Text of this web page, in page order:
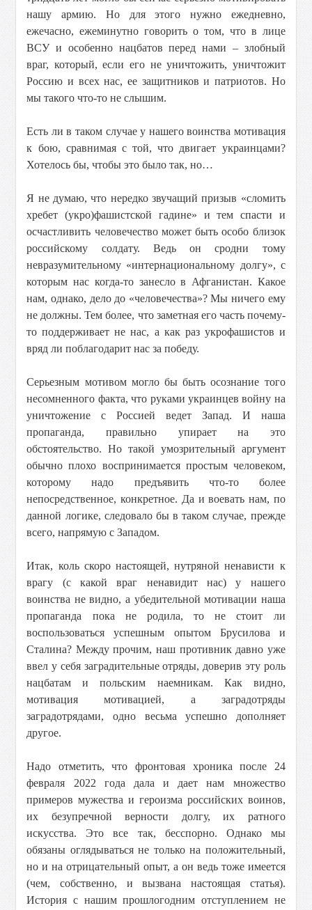
нашу армию. Но для этого нужно ежедневно,
ежечасно, ежеминутно говорить о том, что в лице
ВСУ и особенно нацбатов перед нами – злобный
враг, который, если его не уничтожить, уничтожит
Россию и всех нас, ее защитников и патриотов. Но
мы такого что-то не слышим.
Есть ли в таком случае у нашего воинства мотивация
к бою, сравнимая с той, что двигает украинцами?
Хотелось бы, чтобы это было так, но…
Я не думаю, что нередко звучащий призыв «сломить
хребет (укро)фашистской гадине» и тем спасти и
осчастливить человечество может быть особо близок
российскому солдату. Ведь он сродни тому
невразумительному «интернациональному долгу», с
которым нас когда-то занесло в Афганистан. Какое
нам, однако, дело до «человечества»? Мы ничего ему
не должны. Тем более, что заметная его часть почему-
то поддерживает не нас, а как раз укрофашистов и
вряд ли поблагодарит нас за победу.
Серьезным мотивом могло бы быть осознание того
несомненного факта, что руками украинцев войну на
уничтожение с Россией ведет Запад. И наша
пропаганда, правильно упирает на это
обстоятельство. Но такой умозрительный аргумент
обычно плохо воспринимается простым человеком,
которому надо предъявить что-то более
непосредственное, конкретное. Да и воевать нам, по
данной логике, следовало бы в таком случае, прежде
всего, напрямую с Западом.
Итак, коль скоро настоящей, нутряной ненависти к
врагу (с какой враг ненавидит нас) у нашего
воинства не видно, а убедительной мотивации наша
пропаганда пока не родила, то не стоит ли
воспользоваться успешным опытом Брусилова и
Сталина? Между прочим, наш противник давно уже
ввел у себя заградительные отряды, доверив эту роль
нацбатам и польским наемникам. Как видно,
мотивация мотивацией, а заградотряды
заградотрядами, одно весьма успешно дополняет
другое.
Надо отметить, что фронтовая хроника после 24
февраля 2022 года дала и дает нам множество
примеров мужества и героизма российских воинов,
их безупречной верности долгу, их ратного
искусства. Это все так, бесспорно. Однако мы
обязаны оглядываться не только на положительный,
но и на отрицательный опыт, а он ведь тоже имеется
(чем, собственно, и вызвана настоящая статья).
История с нашим прошлогодним отступлением не